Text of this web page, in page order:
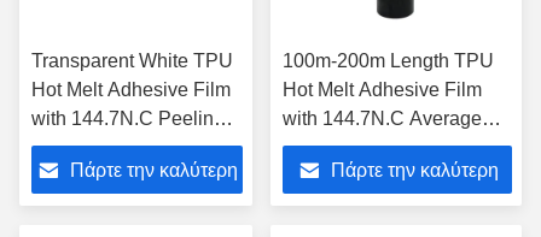
Transparent White TPU
Hot Melt Adhesive Film
with 144.7N.C Peeling
Force, Waterproof
Feature, and Release
Paper Substrate for High
Πάρτε την καλύτερη
100m-200m Length TPU
Hot Melt Adhesive Film
with 144.7N.C Average
Peeling Force and 125-
135℃ Press Temp for
Industrial Bonding
Πάρτε την καλύτερη